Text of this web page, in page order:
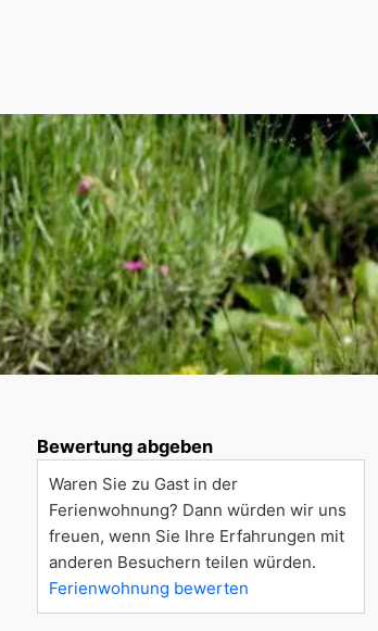
Bewertung abgeben
Waren Sie zu Gast in der
Ferienwohnung? Dann würden wir uns
freuen, wenn Sie Ihre Erfahrungen mit
anderen Besuchern teilen würden.
Ferienwohnung bewerten